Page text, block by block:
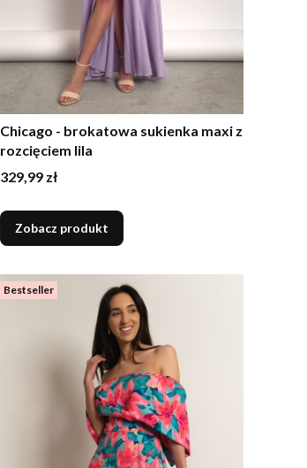
Chicago - brokatowa sukienka maxi z
rozcięciem lila
Cena
329,99 zł
Zobacz produkt
Bestseller